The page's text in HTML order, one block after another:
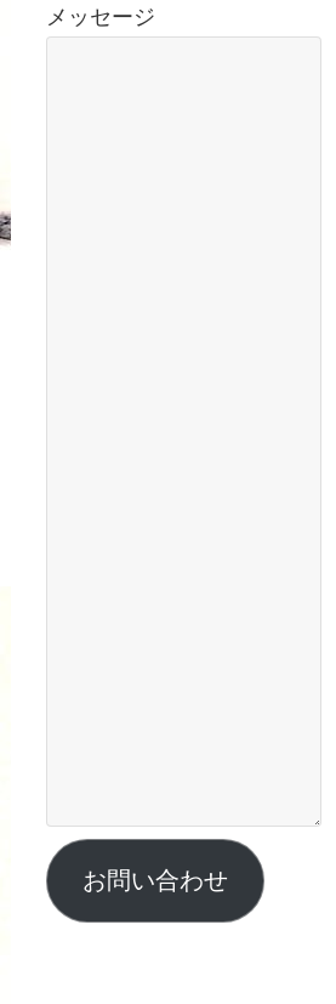
メッセージ
お問い合わせ